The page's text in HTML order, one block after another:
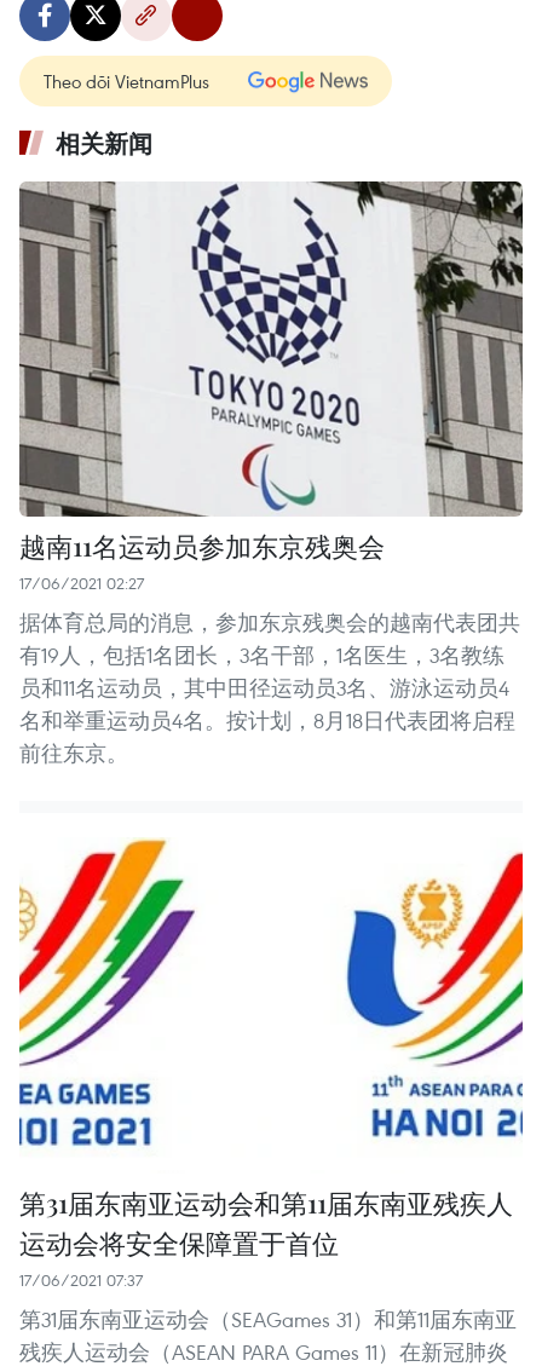
Theo dõi VietnamPlus
相关新闻
越南11名运动员参加东京残奥会
17/06/2021 02:27
据体育总局的消息，参加东京残奥会的越南代表团共
有19人，包括1名团长，3名干部，1名医生，3名教练
员和11名运动员，其中田径运动员3名、游泳运动员4
名和举重运动员4名。按计划，8月18日代表团将启程
前往东京。
第31届东南亚运动会和第11届东南亚残疾人
运动会将安全保障置于首位
17/06/2021 07:37
第31届东南亚运动会（SEAGames 31）和第11届东南亚
残疾人运动会（ASEAN PARA Games 11）在新冠肺炎